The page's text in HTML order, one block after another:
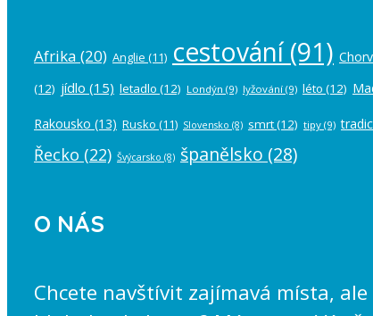
Afrika (20) Anglie (11) cestování(91)
(12) jídlo (15) letadlo (12) Londýn (9) lyžování (9) léto (12)
Rakousko (13) Rusko (11) Slovensko (8) smrt(12) tipy (9)
Řecko (22) Švýcarsko (8) španělsko (28)
O NÁS
Chcete navštívit zajímavá místa,